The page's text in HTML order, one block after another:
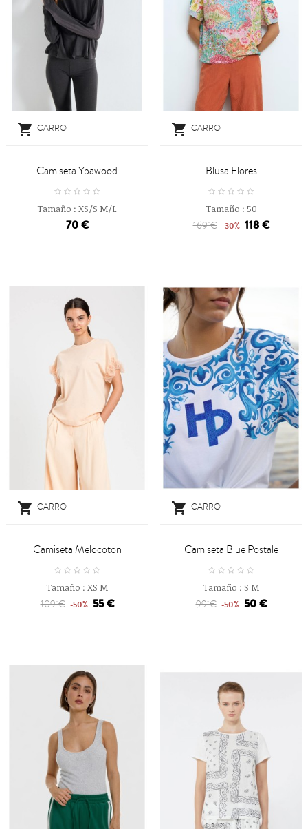
 CARRO
Camiseta Ypawood
Tamaño : XS/S M/L
70 €
 CARRO
Blusa Flores
Tamaño : 50
169 € -30% 118 €
 CARRO
Camiseta Melocoton
Tamaño : XS M
109 € -50% 55 €
 CARRO
Camiseta Blue Postale
Tamaño : S M
99 € -50% 50 €